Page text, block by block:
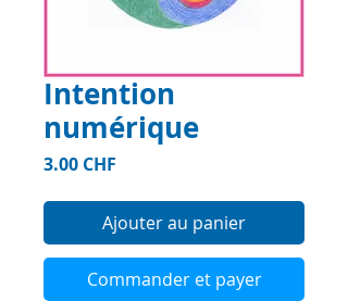
Intention
numérique
3.00 CHF
Ajouter au panier
Commander et payer